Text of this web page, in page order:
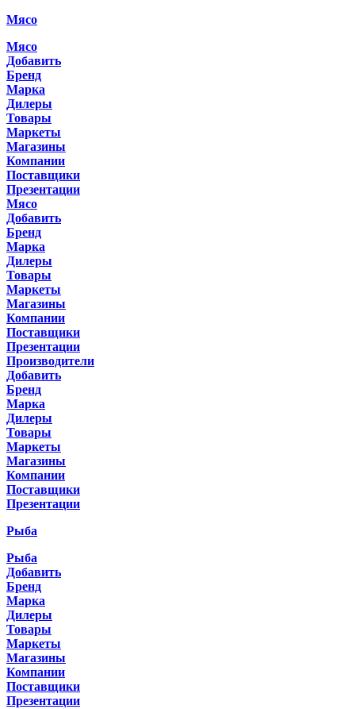
Мясо
Мясо
Добавить
Бренд
Марка
Дилеры
Товары
Маркеты
Магазины
Компании
Поставщики
Презентации
Мясо
Добавить
Бренд
Марка
Дилеры
Товары
Маркеты
Магазины
Компании
Поставщики
Презентации
Производители
Добавить
Бренд
Марка
Дилеры
Товары
Маркеты
Магазины
Компании
Поставщики
Презентации
Рыба
Рыба
Добавить
Бренд
Марка
Дилеры
Товары
Маркеты
Магазины
Компании
Поставщики
Презентации